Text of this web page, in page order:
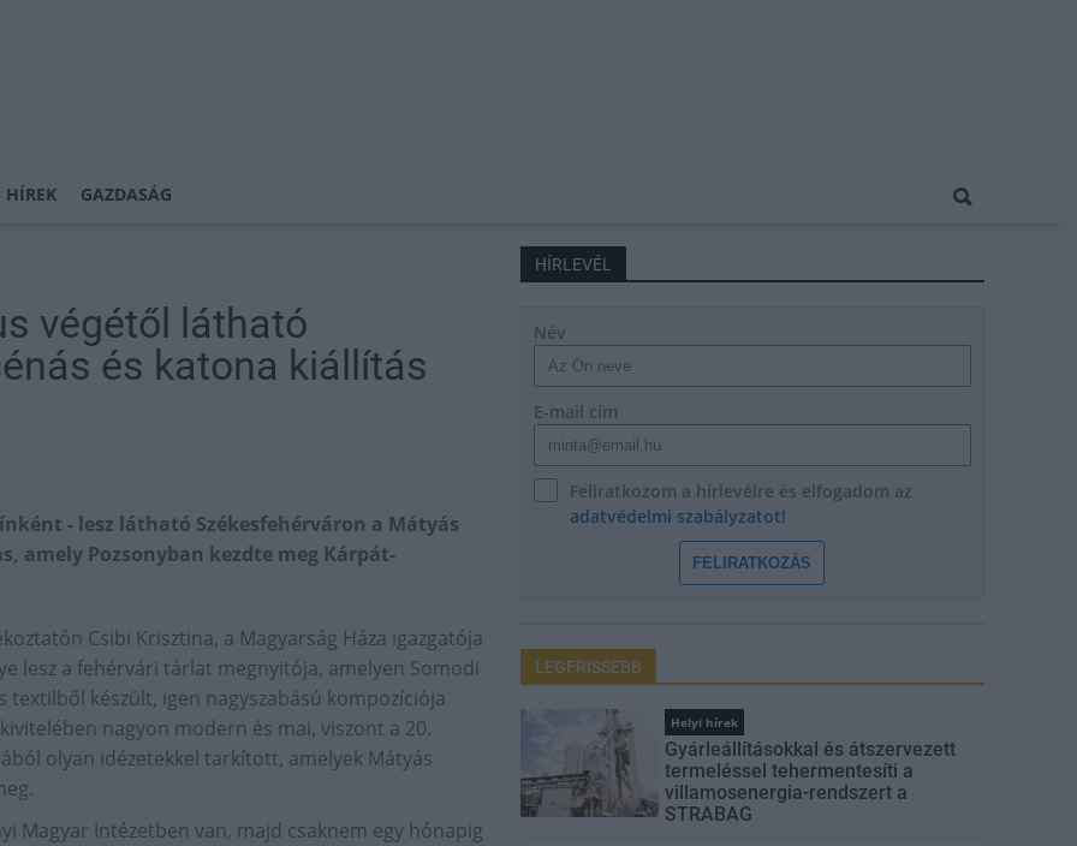
HÍREK GAZDASÁG
végétől látható
és katona kiállítás
- lesz látható Székesfehérváron a Mátyás
amely Pozsonyban kezdte meg Kárpát-
Csibi Krisztina, a Magyarság Háza igazgatója
lesz a fehérvári tárlat megnyitója, amelyen Somodi
készült, igen nagyszabású kompozíciója
nagyon modern és mai, viszont a 20.
olyan idézetekkel tarkított, amelyek Mátyás
Magyar Intézetben van, majd csaknem egy hónapig
HÍRLEVÉL
Név
E-mail cím
Feliratkozom a hírlevélre és elfogadom az
adatvédelmi szabályzatot!
FELIRATKOZÁS
LEGFRISSEBB
Helyi hírek
Gyárleállításokkal és átszervezett
termeléssel tehermentesíti a
villamosenergia-rendszert a
STRABAG